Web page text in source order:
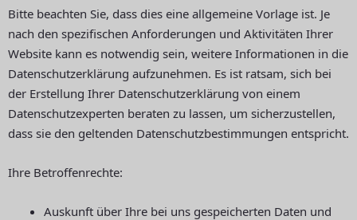
Bitte beachten Sie, dass dies eine allgemeine Vorlage ist. Je
nach den spezifischen Anforderungen und Aktivitäten Ihrer
Website kann es notwendig sein, weitere Informationen in die
Datenschutzerklärung aufzunehmen. Es ist ratsam, sich bei
der Erstellung Ihrer Datenschutzerklärung von einem
Datenschutzexperten beraten zu lassen, um sicherzustellen,
dass sie den geltenden Datenschutzbestimmungen entspricht.
Ihre Betroffenrechte:
Auskunft über Ihre bei uns gespeicherten Daten und